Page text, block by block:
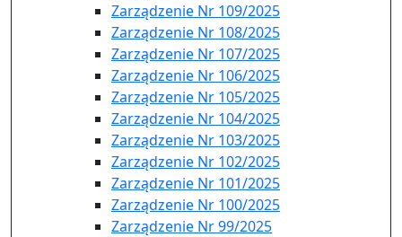
Zarządzenie Nr 109/2025
Zarządzenie Nr 108/2025
Zarządzenie Nr 107/2025
Zarządzenie Nr 106/2025
Zarządzenie Nr 105/2025
Zarządzenie Nr 104/2025
Zarządzenie Nr 103/2025
Zarządzenie Nr 102/2025
Zarządzenie Nr 101/2025
Zarządzenie Nr 100/2025
Zarządzenie Nr 99/2025